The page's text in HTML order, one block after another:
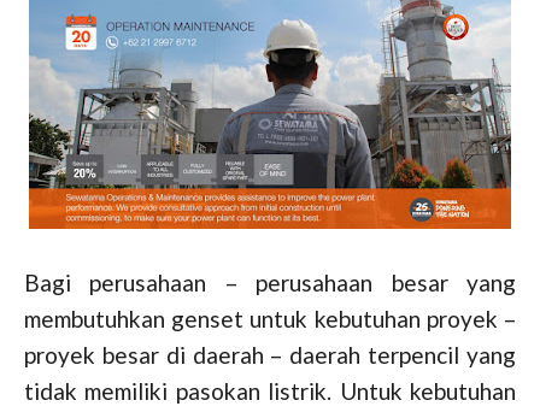
Bagi perusahaan – perusahaan besar yang
membutuhkan genset untuk kebutuhan proyek –
proyek besar di daerah – daerah terpencil yang
tidak memiliki pasokan listrik. Untuk kebutuhan